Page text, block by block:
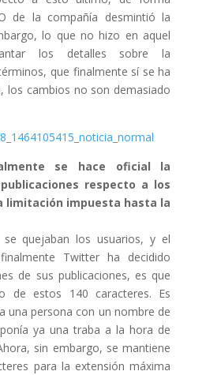
de la compañía desmintió la
lo que no hizo en aquel
los detalles sobre la
que finalmente sí se ha
los cambios no son demasiado
se hace oficial la
respecto a los
limitación impuesta hasta la
quejaban los usuarios, y el
Twitter ha decidido
de sus publicaciones, es que
de estos 140 caracteres. Es
una persona con un nombre de
ya una traba a la hora de
sin embargo, se mantiene
para la extensión máxima